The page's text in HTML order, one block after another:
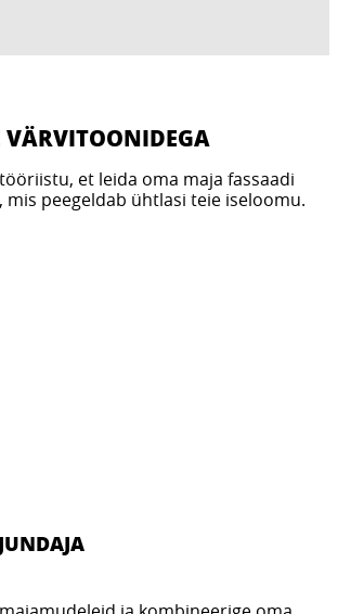
VÄRVITOONIDEGA
et leida oma maja fassaadi
mis peegeldab ühtlasi teie iseloomu.